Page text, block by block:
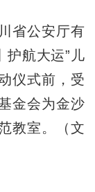
省公安厅有
护航大运”儿
仪式前，受
金会为金沙
教室。（文